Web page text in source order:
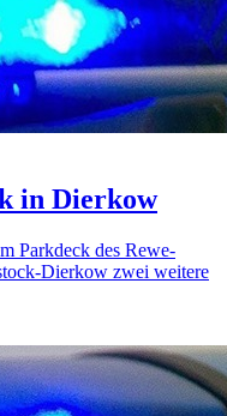
in Dierkow
Parkdeck des Rewe-
Dierkow zwei weitere